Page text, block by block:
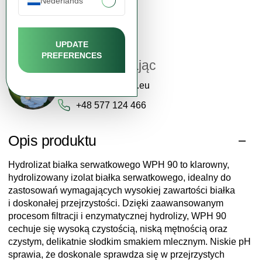
UPDATE
PREFERENCES
Opis produktu
Hydrolizat białka serwatkowego WPH 90 to klarowny,
hydrolizowany izolat białka serwatkowego, idealny do
zastosowań wymagających wysokiej zawartości białka
i doskonałej przejrzystości. Dzięki zaawansowanym
procesom filtracji i enzymatycznej hydrolizy, WPH 90
cechuje się wysoką czystością, niską mętnością oraz
czystym, delikatnie słodkim smakiem mlecznym. Niskie pH
sprawia, że doskonale sprawdza się w przejrzystych
Wsparcie klienta
Katarzyna Zając
contact@fdcm.eu
+48 577 124 466